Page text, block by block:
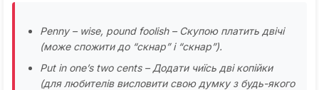
Penny – wise, pound foolish – Скупою платить двічі
(може спожити до “скнар” і “скнар”).
Put in one’s two cents – Додати чиїсь дві копійки
(для любителів висловити свою думку з будь-якого